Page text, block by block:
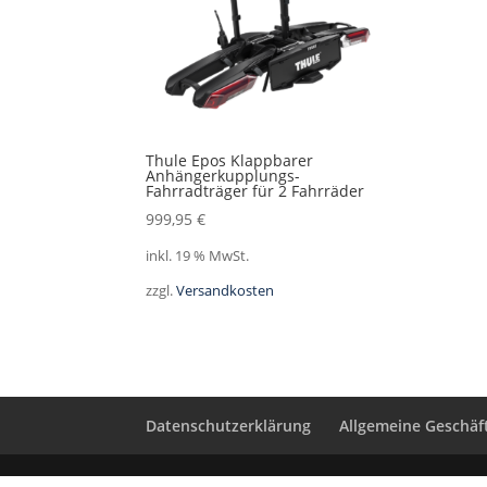
Thule Epos Klappbarer
Anhängerkupplungs-
Fahrradträger für 2 Fahrräder
999,95€
inkl. 19 % MwSt.
zzgl.Versandkosten
Datenschutzerklärung Allgemeine